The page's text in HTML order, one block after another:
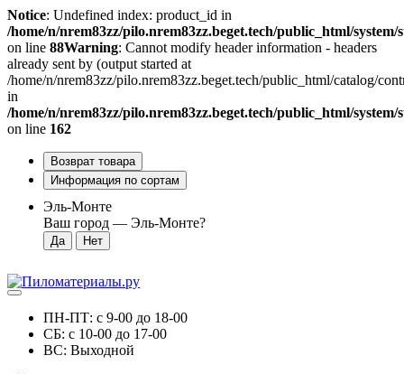
Notice: Undefined index: product_id in
/home/n/nrem83zz/pilo.nrem83zz.beget.tech/public_html/
on line 88Warning: Cannot modify header information - headers
already sent by (output started at
/home/n/nrem83zz/pilo.nrem83zz.beget.tech/public_html/catalog/
in
/home/n/nrem83zz/pilo.nrem83zz.beget.tech/public_html/
on line 162
Возврат товара
Информация по сортам
Эль-Монте
Ваш город — Эль-Монте?
ПН-ПТ: с 9-00 до 18-00
СБ: с 10-00 до 17-00
ВС: Выходной